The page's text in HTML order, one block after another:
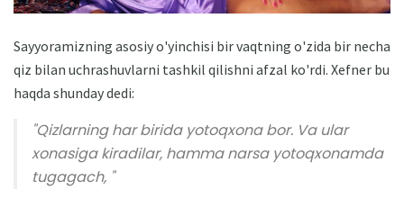
Sayyoramizning asosiy o'yinchisi bir vaqtning o'zida bir necha
qiz bilan uchrashuvlarni tashkil qilishni afzal ko'rdi. Xefner bu
haqda shunday dedi:
"Qizlarning har birida yotoqxona bor. Va ular
xonasiga kiradilar, hamma narsa yotoqxonamda
tugagach, "